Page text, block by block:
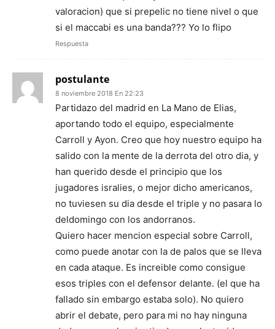
valoracion) que si prepelic no tiene nivel o que
si el maccabi es una banda??? Yo lo flipo
Respuesta
postulante
8 noviembre 2018 En 22:23
Partidazo del madrid en La Mano de Elias,
aportando todo el equipo, especialmente
Carroll y Ayon. Creo que hoy nuestro equipo ha
salido con la mente de la derrota del otro dia, y
han querido desde el principio que los
jugadores isralies, o mejor dicho americanos,
no tuviesen su dia desde el triple y no pasara lo
deldomingo con los andorranos.
Quiero hacer mencion especial sobre Carroll,
como puede anotar con la de palos que se lleva
en cada ataque. Es increible como consigue
esos triples con el defensor delante. (el que ha
fallado sin embargo estaba solo). No quiero
abrir el debate, pero para mi no hay ninguna